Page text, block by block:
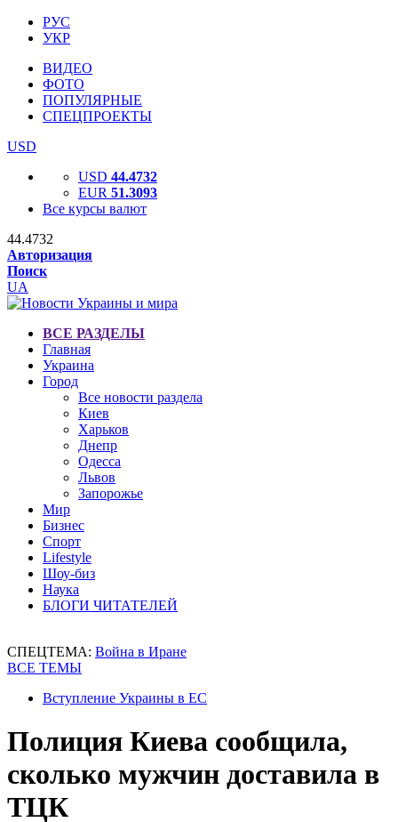
РУС
УКР
ВИДЕО
ФОТО
ПОПУЛЯРНЫЕ
СПЕЦПРОЕКТЫ
USD
USD 44.4732
EUR 51.3093
Все курсы валют
44.4732
Авторизация
Поиск
UA
ВСЕ РАЗДЕЛЫ
Главная
Украина
Город
Все новости раздела
Киев
Харьков
Днепр
Одесса
Львов
Запорожье
Мир
Бизнес
Спорт
Lifestyle
Шоу-биз
Наука
БЛОГИ ЧИТАТЕЛЕЙ
СПЕЦТЕМА: Война в Иране
ВСЕ ТЕМЫ
Вступление Украины в ЕС
Полиция Киева сообщила,
сколько мужчин доставила в
ТЦК